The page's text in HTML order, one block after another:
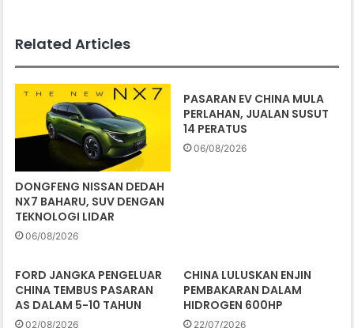
Related Articles
DONGFENG NISSAN DEDAH
NX7 BAHARU, SUV DENGAN
TEKNOLOGI LIDAR
06/08/2026
PASARAN EV CHINA MULA
PERLAHAN, JUALAN SUSUT
14 PERATUS
06/08/2026
FORD JANGKA PENGELUAR
CHINA TEMBUS PASARAN
AS DALAM 5-10 TAHUN
02/08/2026
CHINA LULUSKAN ENJIN
PEMBAKARAN DALAM
HIDROGEN 600HP
22/07/2026